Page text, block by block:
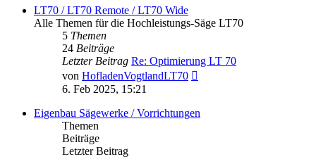
LT70 / LT70 Remote / LT70 Wide
Alle Themen für die Hochleistungs-Säge LT70
5 Themen
24 Beiträge
Letzter Beitrag Re: Optimierung LT 70
von HofladenVogtlandLT70
6. Feb 2025, 15:21
Eigenbau Sägewerke / Vorrichtungen
Themen
Beiträge
Letzter Beitrag